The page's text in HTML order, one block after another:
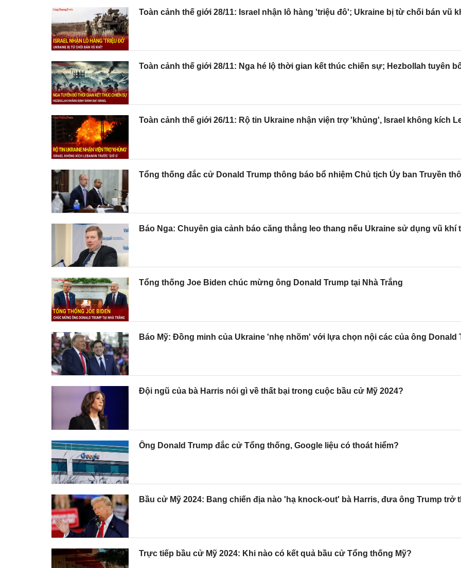
Toàn cảnh thế giới 28/11: Israel nhận lô hàng 'triệu đô'; Ukraine bị từ chối bán vũ
Toàn cảnh thế giới 28/11: Nga hé lộ thời gian kết thúc chiến sự; Hezbollah tuyên
Toàn cảnh thế giới 26/11: Rộ tin Ukraine nhận viện trợ 'khủng', Israel không kích
Tổng thống đắc cử Donald Trump thông báo bổ nhiệm Chủ tịch Ủy ban Truyền
Báo Nga: Chuyên gia cảnh báo căng thẳng leo thang nếu Ukraine sử dụng vũ khí
Tổng thống Joe Biden chúc mừng ông Donald Trump tại Nhà Trắng
Báo Mỹ: Đồng minh của Ukraine 'nhẹ nhõm' với lựa chọn nội các của ông Donald
Đội ngũ của bà Harris nói gì về thất bại trong cuộc bầu cử Mỹ 2024?
Ông Donald Trump đắc cử Tổng thống, Google liệu có thoát hiểm?
Bầu cử Mỹ 2024: Bang chiến địa nào 'hạ knock-out' bà Harris, đưa ông Trump trở
Trực tiếp bầu cử Mỹ 2024: Khi nào có kết quả bầu cử Tổng thống Mỹ?